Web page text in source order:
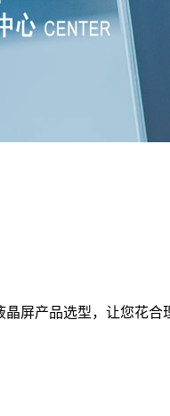
屏产品选型，让您花合